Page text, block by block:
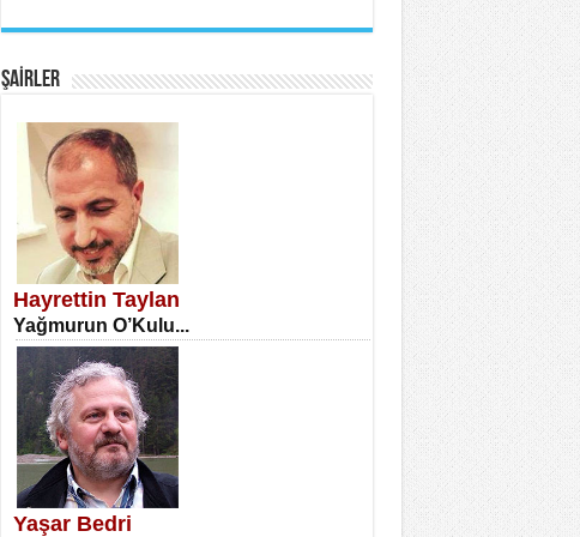
SATILMIŞ ÜMİT ÇETİNKAYA
Erkenlik...
NECLA DİLEK ARSLAN
Öğretmenler Günü Mahkemesi...
ŞAİRLER
Hayrettin Taylan
Yağmurun O’Kulu...
Yaşar Bedri